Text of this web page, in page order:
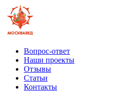
Вопрос-ответ
Наши проекты
Отзывы
Статьи
Контакты